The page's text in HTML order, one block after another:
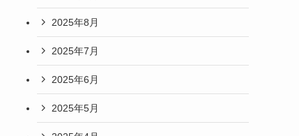
2025年8月
2025年7月
2025年6月
2025年5月